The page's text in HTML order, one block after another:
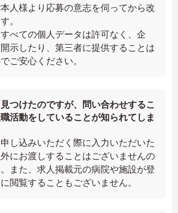
人様より応募の意志を伺ってから改
。
べての個人データは許可なく、企
示したり、第三者に提供することは
ご安心ください。
つけたのですが、問い合わせするこ
活動をしていることが知られてしま
し込みいただく際に入力いただいた
にお渡しすることはございませんの
また、求人掲載元の病院や施設が登
閲覧することもございません。